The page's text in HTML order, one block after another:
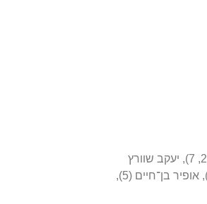
שחקנים: נח איינשטיין (30, 1), יגאל הילל (30, 1), יצחק שום (30, 1), גדעון סיימון (29, 1), אלי יאני (27, 4), איתן רביבו (26, 1), ישראל פוגל (25, 17), יצחק מימוני (22, 7), יעקב שוורץ
(21), ישראל חג’ג’ (19), יגאל מנחם (19), רפי אידינגר (17), רוני ינאי (16), אריאל בן־אריה (15), מייקל יפה (11), אלי סעיד (10), עופר נוסובסקי (9), ששון גדמיש (8), אופיר בן־חיים (5),